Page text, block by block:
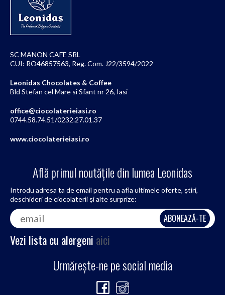
SC MANON CAFE SRL
CUI: RO46857563, Reg. Com. J22/3594/2022
Leonidas Chocolates & Coffee
Bld Stefan cel Mare si Sfant nr 26, Iasi
office@ciocolaterieiasi.ro
0744.58.74.51/0232.27.01.37
www.ciocolaterieiasi.ro
Află primul noutățile din lumea Leonidas
Introdu adresa ta de email pentru a afla ultimele oferte, știri,
deschideri de ciocolaterii și alte surprize:
Vezi lista cu alergeni aici
Urmărește-ne pe social media